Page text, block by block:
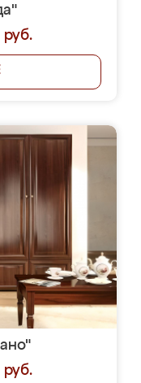
руб.
руб.